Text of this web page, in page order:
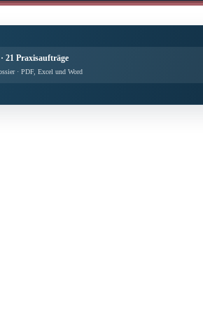
21 Praxisaufträge
· PDF, Excel und Word